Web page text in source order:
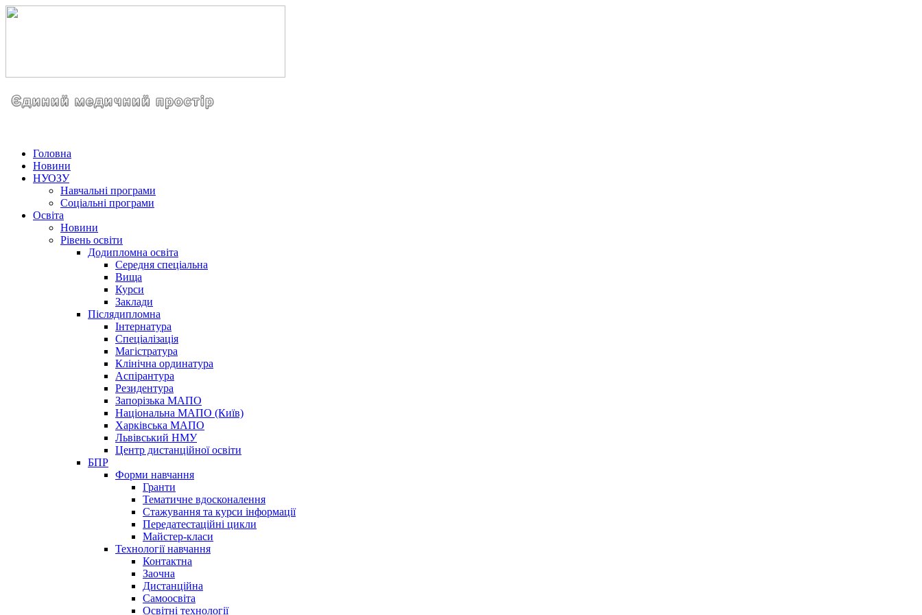
Головна
Новини
НУОЗУ
Навчальні програми
Соціальні програми
Освіта
Новини
Рівень освіти
Додипломна освіта
Середня спеціальна
Вища
Курси
Заклади
Післядипломна
Інтернатура
Спеціалізація
Магістратура
Клінічна ординатура
Аспірантура
Резидентура
Запорізька МАПО
Національна МАПО (Київ)
Харківська МАПО
Львівський НМУ
Центр дистанційної освіти
БПР
Форми навчання
Гранти
Тематичне вдосконалення
Стажування та курси інформації
Передатестаційні цикли
Майстер-класи
Технології навчання
Контактна
Заочна
Дистанційна
Самоосвіта
Освітні технології